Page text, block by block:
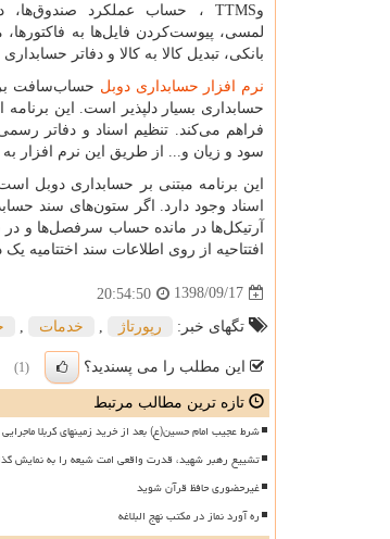
وTTMS ، حساب عملکرد صندوق‌ها،
لمسی، پیوست‌کردن فایل‌ها به فاکتورها،
بانکی، تبدیل کالا به کالا و دفاتر
نرم افزار حسابداری دوبل حساب‌سافت
حسابداری بسیار دلپذیر است. این
فراهم می‌کند. تنظیم اسناد و دفاتر
سود و زیان و... از طریق این نرم افزار
این برنامه مبتنی بر حسابداری
اسناد وجود دارد. اگر ستون‌های سند
آرتیکل‌ها در مانده حساب سرفصل‌ها و
افتتاحیه از روی اطلاعات سند اختتامیه
1398/09/17
20:54:50
تگهای خبر: رپورتاژ خدمات
این مطلب را می پسندید؟ (1)
تازه ترین مطالب مرتبط
شرط عجیب امام حسین(ع) بعد از خرید زمینهای کربلا
تشییع رهبر شهید، قدرت واقعی امت شیعه را به نمایش
غیرحضوری حافظ قرآن شوید
ره آورد نماز در مکتب نهج البلاغه